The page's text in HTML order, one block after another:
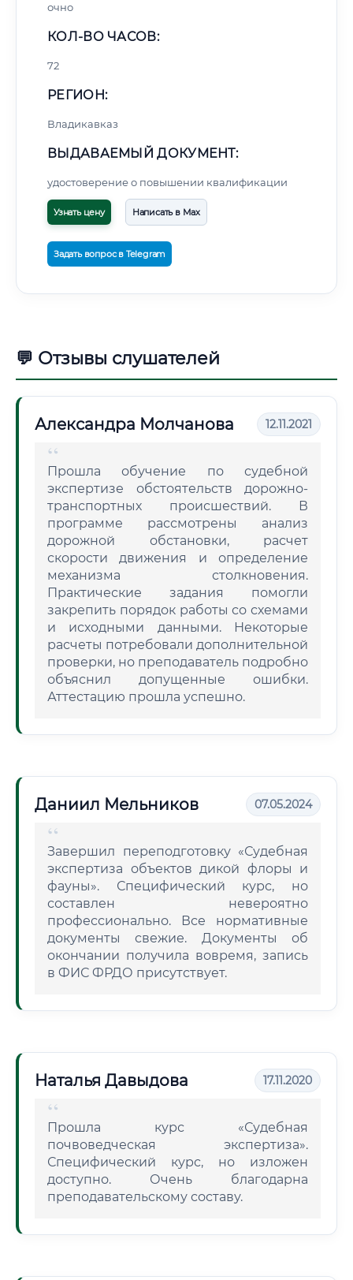
очно
КОЛ-ВО ЧАСОВ:
72
РЕГИОН:
Владикавказ
ВЫДАВАЕМЫЙ ДОКУМЕНТ:
удостоверение о повышении квалификации
Узнать цену Написать в Max
Задать вопрос в Telegram
💬 Отзывы слушателей
Александра Молчанова 12.11.2021
Прошла обучение по судебной
экспертизе обстоятельств дорожно-
транспортных происшествий. В
программе рассмотрены анализ
дорожной обстановки, расчет
скорости движения и определение
механизма столкновения.
Практические задания помогли
закрепить порядок работы со схемами
и исходными данными. Некоторые
расчеты потребовали дополнительной
проверки, но преподаватель подробно
объяснил допущенные ошибки.
Аттестацию прошла успешно.
Даниил Мельников 07.05.2024
Завершил переподготовку «Судебная
экспертиза объектов дикой флоры и
фауны». Специфический курс, но
составлен невероятно
профессионально. Все нормативные
документы свежие. Документы об
окончании получила вовремя, запись
в ФИС ФРДО присутствует.
Наталья Давыдова 17.11.2020
Прошла курс «Судебная
почвоведческая экспертиза».
Специфический курс, но изложен
доступно. Очень благодарна
преподавательскому составу.